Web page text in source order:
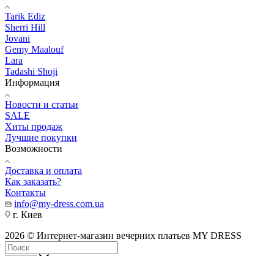
Tarik Ediz
Sherri Hill
Jovani
Gemy Maalouf
Lara
Tadashi Shoji
Информация
Новости и статьи
SALE
Хиты продаж
Лучшие покупки
Возможности
Доставка и оплата
Как заказать?
Контакты
info@my-dress.com.ua
г. Киев
2026 © Интернет-магазин вечерних платьев MY DRESS